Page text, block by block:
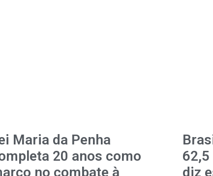
Maria da Penha
20 anos como
no combate à
diz